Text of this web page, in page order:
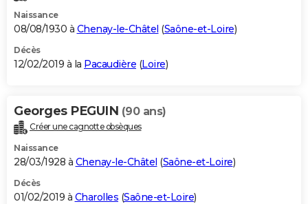
Naissance
08/08/1930 à Chenay-le-Châtel (Saône-et-Loire)
Décès
12/02/2019 à la Pacaudière (Loire)
Georges PEGUIN (90 ans)
Créer une cagnotte obsèques
Naissance
28/03/1928 à Chenay-le-Châtel (Saône-et-Loire)
Décès
01/02/2019 à Charolles (Saône-et-Loire)